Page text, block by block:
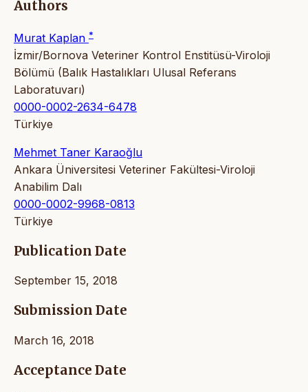
Authors
Murat Kaplan *
İzmir/Bornova Veteriner Kontrol Enstitüsü-Viroloji
Bölümü (Balık Hastalıkları Ulusal Referans
Laboratuvarı)
0000-0002-2634-6478
Türkiye
Mehmet Taner Karaoğlu
Ankara Üniversitesi Veteriner Fakültesi-Viroloji
Anabilim Dalı
0000-0002-9968-0813
Türkiye
Publication Date
September 15, 2018
Submission Date
March 16, 2018
Acceptance Date